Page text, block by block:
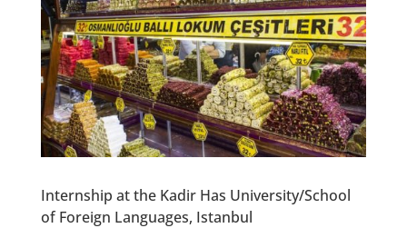
Internship at the Kadir Has University/School
of Foreign Languages, Istanbul